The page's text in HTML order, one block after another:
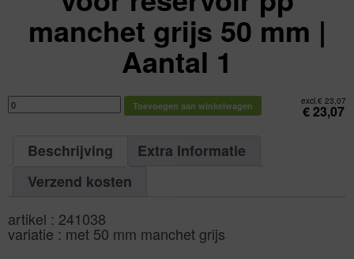
manchet grijs 50 mm |
Aantal 1
excl.€ 23,07
€23,07
Airfit
buisaansluiting
voor
Aantal
Toevoegen aan winkelwagen
Beschrijving
Extra Informatie
Verzend kosten
artikel : 241038
variatie : met 50 mm manchet grijs